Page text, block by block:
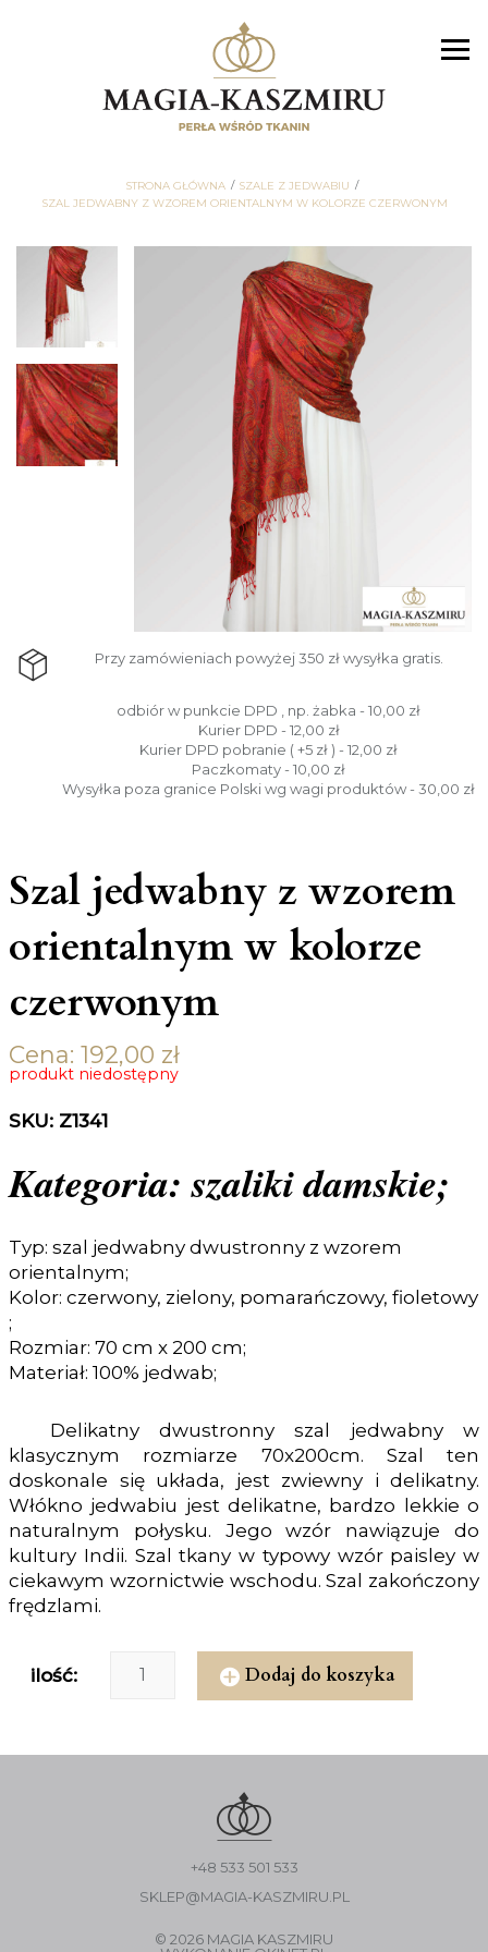
STRONA GŁÓWNA
SZALE Z JEDWABIU
SZAL JEDWABNY Z WZOREM ORIENTALNYM W KOLORZE CZERWONYM
Przy zamówieniach powyżej 350 zł wysyłka gratis.
odbiór w punkcie DPD , np. żabka - 10,00 zł
Kurier DPD - 12,00 zł
Kurier DPD pobranie ( +5 zł ) - 12,00 zł
Paczkomaty - 10,00 zł
Wysyłka poza granice Polski wg wagi produktów - 30,00 zł
Szal jedwabny z wzorem
orientalnym w kolorze
czerwonym
Cena: 192,00 zł
produkt niedostępny
SKU: Z1341
Kategoria: szaliki damskie;
Typ: szal jedwabny dwustronny z wzorem
orientalnym;
Kolor: czerwony, zielony, pomarańczowy, fioletowy
;
Rozmiar: 70 cm x 200 cm;
Materiał: 100% jedwab;
Delikatny dwustronny szal jedwabny w
klasycznym rozmiarze 70x200cm. Szal ten
doskonale się układa, jest zwiewny i delikatny.
Włókno jedwabiu jest delikatne, bardzo lekkie o
naturalnym połysku. Jego wzór nawiązuje do
kultury Indii. Szal tkany w typowy wzór paisley w
ciekawym wzornictwie wschodu. Szal zakończony
frędzlami.
ilość: Dodaj do koszyka
+48 533 501 533
SKLEP@MAGIA-KASZMIRU.PL
© 2026 MAGIA KASZMIRU